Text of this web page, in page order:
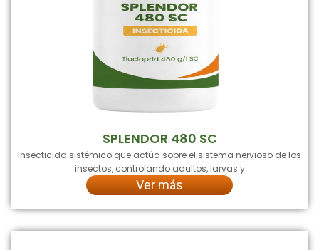
SPLENDOR 480 SC
Insecticida sistémico que actúa sobre el sistema nervioso de los
insectos, controlando adultos, larvas y
Ver más